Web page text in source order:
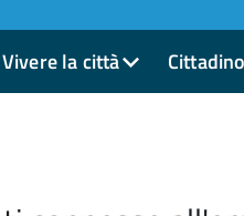
Vivere la città Cittadino